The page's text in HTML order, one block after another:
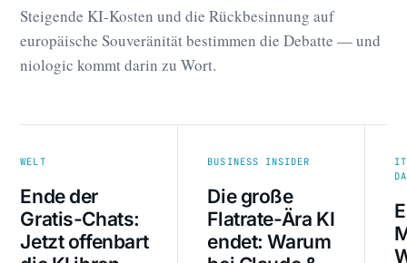
Steigende KI-Kosten und die Rückbesinnung auf
europäische Souveränität bestimmen die Debatte — und
niologic kommt darin zu Wort.
WELT
Ende der
Gratis-Chats:
Jetzt offenbart
BUSINESS INSIDER
Die große
Flatrate-Ära KI
endet: Warum